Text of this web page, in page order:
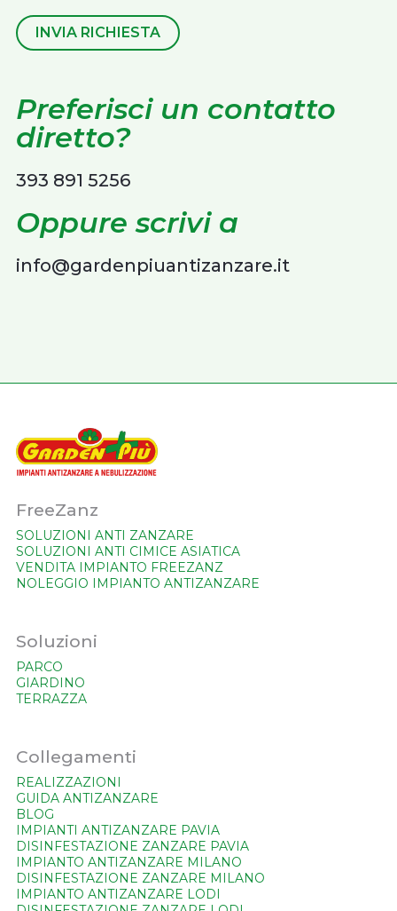
INVIA RICHIESTA
Preferisci un contatto
diretto?
393 891 5256
Oppure scrivi a
info@gardenpiuantizanzare.it
FreeZanz
SOLUZIONI ANTI ZANZARE
SOLUZIONI ANTI CIMICE ASIATICA
VENDITA IMPIANTO FREEZANZ
NOLEGGIO IMPIANTO ANTIZANZARE
Soluzioni
PARCO
GIARDINO
TERRAZZA
Collegamenti
REALIZZAZIONI
GUIDA ANTIZANZARE
BLOG
IMPIANTI ANTIZANZARE PAVIA
DISINFESTAZIONE ZANZARE PAVIA
IMPIANTO ANTIZANZARE MILANO
DISINFESTAZIONE ZANZARE MILANO
IMPIANTO ANTIZANZARE LODI